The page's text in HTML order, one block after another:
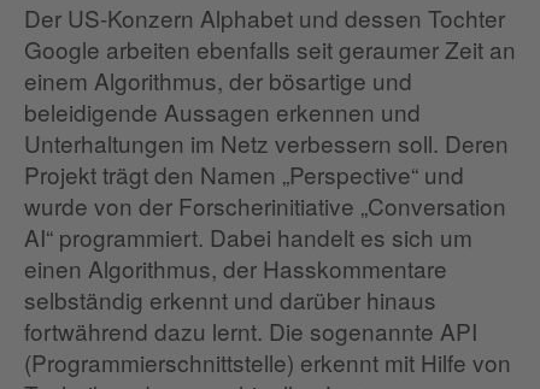
Der US-Konzern Alphabet und dessen Tochter
Google arbeiten ebenfalls seit geraumer Zeit an
einem Algorithmus, der bösartige und
beleidigende Aussagen erkennen und
Unterhaltungen im Netz verbessern soll. Deren
Projekt trägt den Namen „Perspective“ und
wurde von der Forscherinitiative „Conversation
AI“ programmiert. Dabei handelt es sich um
einen Algorithmus, der Hasskommentare
selbständig erkennt und darüber hinaus
fortwährend dazu lernt. Die sogenannte API
(Programmierschnittstelle) erkennt mit Hilfe von